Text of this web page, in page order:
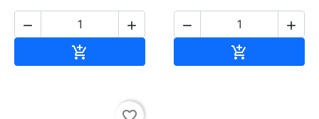
 

 
